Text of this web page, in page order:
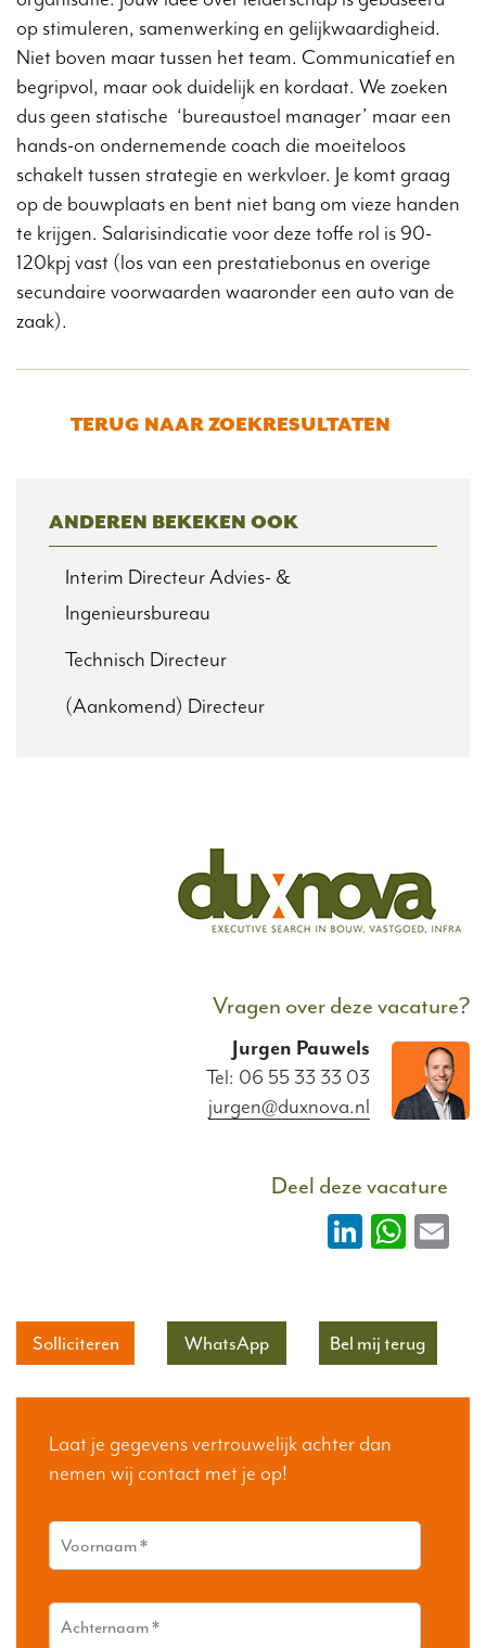
op stimuleren, samenwerking en gelijkwaardigheid.
Niet boven maar tussen het team. Communicatief en
begripvol, maar ook duidelijk en kordaat. We zoeken
dus geen statische ‘bureaustoel manager’ maar een
hands-on ondernemende coach die moeiteloos
schakelt tussen strategie en werkvloer. Je komt graag
op de bouwplaats en bent niet bang om vieze handen
te krijgen. Salarisindicatie voor deze toffe rol is 90-
120kpj vast (los van een prestatiebonus en overige
secundaire voorwaarden waaronder een auto van de
zaak).
TERUG NAAR ZOEKRESULTATEN
ANDEREN BEKEKEN OOK
Interim Directeur Advies- &
Ingenieursbureau
Technisch Directeur
(Aankomend) Directeur
Vragen over deze vacature?
Jurgen Pauwels
Tel: 06 55 33 33 03
jurgen@duxnova.nl
Deel deze vacature
LinkedIn
Solliciteren WhatsApp Bel mij terug
Laat je gegevens vertrouwelijk achter dan
nemen wij contact met je op!